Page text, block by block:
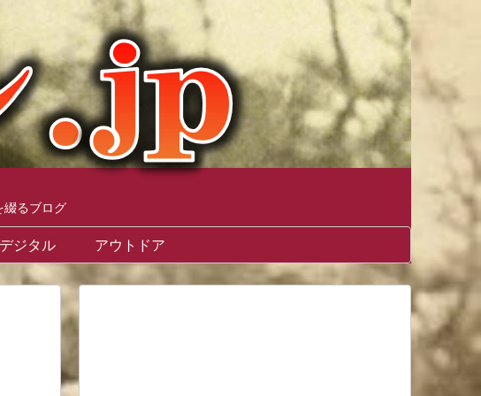
綴るブログ
デジタル アウトドア